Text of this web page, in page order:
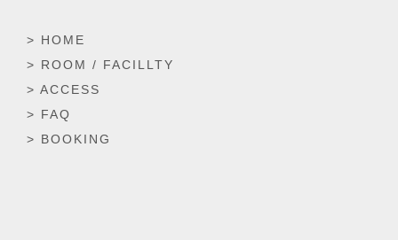
> HOME
> ROOM / FACILLTY
> ACCESS
> FAQ
> BOOKING